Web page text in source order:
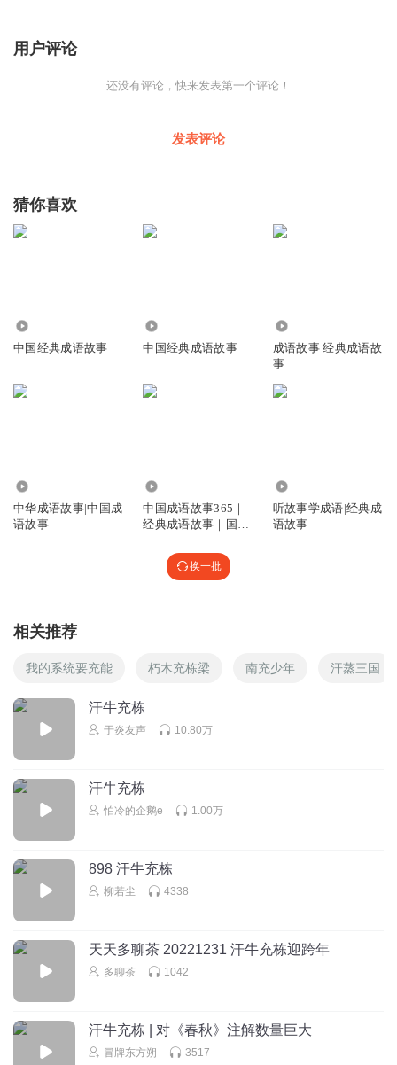
用户评论
还没有评论，快来发表第一个评论！
发表评论
猜你喜欢
中国经典成语故事 中国经典成语故事
成语故事 经典成语故
事
中华成语故事|中国成
语故事
中国成语故事365｜
经典成语故事｜国学
听故事学成语|经典成
语故事
换一批
相关推荐
我的系统要充能 朽木充栋梁 南充少年 汗蒸三国
汗牛充栋
于炎友声 10.80万
汗牛充栋
怕冷的企鹅e 1.00万
898 汗牛充栋
柳若尘 4338
天天多聊茶 20221231 汗牛充栋迎跨年
多聊茶 1042
汗牛充栋 | 对《春秋》注解数量巨大
冒牌东方朔 3517